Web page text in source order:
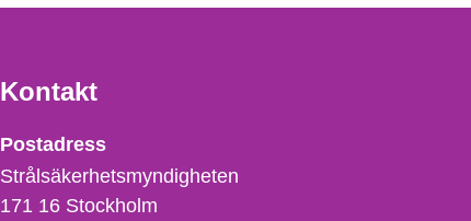
Kontakt
Strålsäkerhetsmyndigheten
Postadress
Strålsäkerhetsmyndigheten
171 16 Stockholm